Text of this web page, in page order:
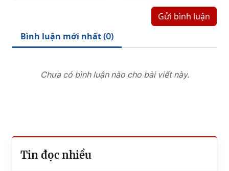
Gửi bình luận
Bình luận mới nhất (0)
Chưa có bình luận nào cho bài viết này.
Tin đọc nhiều